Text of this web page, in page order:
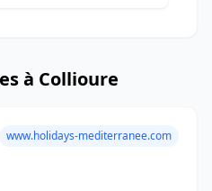
à Collioure
www.holidays-mediterranee.com